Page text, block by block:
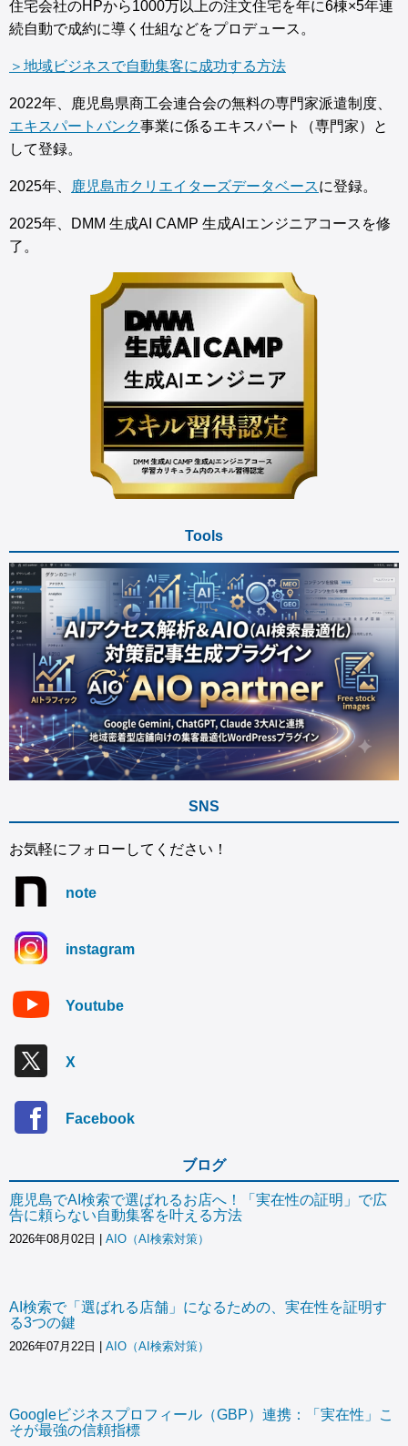
住宅会社のHPから1000万以上の注文住宅を年に6棟×5年連
続自動で成約に導く仕組などをプロデュース。
＞地域ビジネスで自動集客に成功する方法
2022年、鹿児島県商工会連合会の無料の専門家派遣制度、
エキスパートバンク事業に係るエキスパート（専門家）と
して登録。
2025年、 鹿児島市クリエイターズデータベースに登録。
2025年、DMM 生成AI CAMP 生成AIエンジニアコースを修
了。
Tools
SNS
お気軽にフォローしてください！
note
instagram
Youtube
X
Facebook
ブログ
鹿児島でAI検索で選ばれるお店へ！「実在性の証明」で広
告に頼らない自動集客を叶える方法
2026年08月02日 AIO（AI検索対策）
AI検索で「選ばれる店舗」になるための、実在性を証明す
る3つの鍵
2026年07月22日 AIO（AI検索対策）
Googleビジネスプロフィール（GBP）連携：「実在性」こ
そが最強の信頼指標